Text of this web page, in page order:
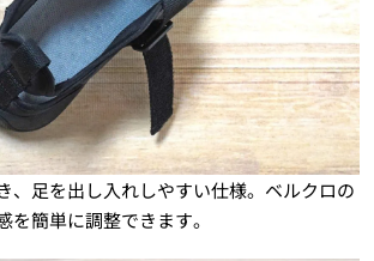
、足を出し入れしやすい仕様。ベルクロの
を簡単に調整できます。